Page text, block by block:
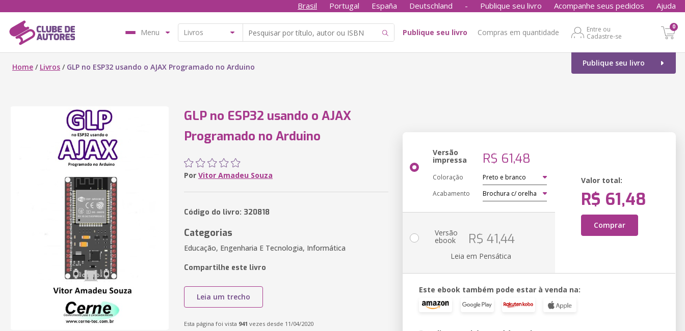
Brasil Portugal España Deutschland - Publique seu livro Acompanhe seus pedidos Ajuda
Menu Publique seu livro Compras em quantidade
Entre ou
Cadastre-se
0
Publique seu livro
Home / Livros / GLP no ESP32 usando o AJAX Programado no Arduino
GLP no ESP32 usando o AJAX
Programado no Arduino
Por Vitor Amadeu Souza
Código do livro: 320818
Categorias
Educação, Engenharia E Tecnologia, Informática
Compartilhe este livro
Leia um trecho
Esta página foi vista 941 vezes desde 11/04/2020
Versão
impressa R$ 61,48
Coloração
Acabamento
Valor total:
R$ 61,48
Comprar
Versão
ebook R$ 41,44
Leia em Pensática
Este ebook também pode estar à venda na: